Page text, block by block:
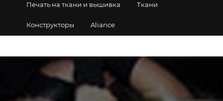
Печать на ткани и вышивка Ткани
Конструкторы Aliance